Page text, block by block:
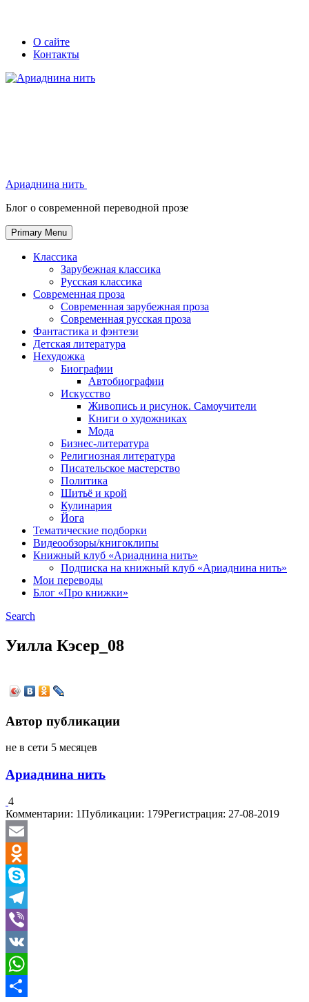
Skip
Secondary
left
navigation
Secondary
right
navigation
О сайте
Контакты
Ариаднина нить
Блог о современной переводной прозе
Primary Menu
Классика
Зарубежная классика
Русская классика
Современная проза
Современная зарубежная проза
Современная русская проза
Фантастика и фэнтези
Детская литература
Нехудожка
Биографии
Автобиографии
Искусство
Живопись и рисунок. Самоучители
Книги о художниках
Мода
Бизнес-литература
Религиозная литература
Писательское мастерство
Политика
Шитьё и крой
Кулинария
Йога
Тематические подборки
Видеообзоры/книгоклипы
Книжный клуб «Ариаднина нить»
Подписка на книжный клуб «Ариаднина нить»
Мои переводы
Блог «Про книжки»
Search
Уилла Кэсер_08
Автор публикации
не в сети 5 месяцев
Ариаднина нить
4
Комментарии: 1Публикации: 179Регистрация: 27-08-2019
Email
Odnoklassniki
Skype
Telegram
Viber
VK
WhatsApp